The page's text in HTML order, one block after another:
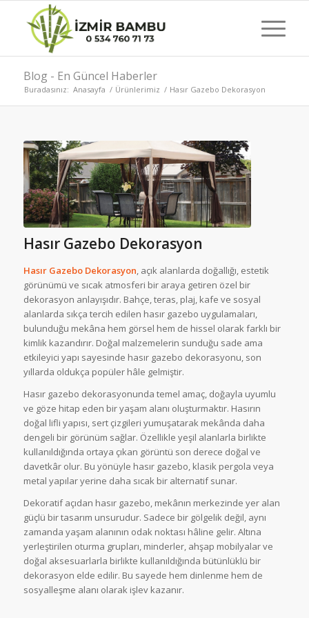
Blog - En Güncel Haberler
Buradasınız: Anasayfa / Ürünlerimiz / Hasır Gazebo Dekorasyon
Hasır Gazebo Dekorasyon
Hasır Gazebo Dekorasyon, açık alanlarda doğallığı, estetik
görünümü ve sıcak atmosferi bir araya getiren özel bir
dekorasyon anlayışıdır. Bahçe, teras, plaj, kafe ve sosyal
alanlarda sıkça tercih edilen hasır gazebo uygulamaları,
bulunduğu mekâna hem görsel hem de hissel olarak farklı bir
kimlik kazandırır. Doğal malzemelerin sunduğu sade ama
etkileyici yapı sayesinde hasır gazebo dekorasyonu, son
yıllarda oldukça popüler hâle gelmiştir.
Hasır gazebo dekorasyonunda temel amaç, doğayla uyumlu
ve göze hitap eden bir yaşam alanı oluşturmaktır. Hasırın
doğal lifli yapısı, sert çizgileri yumuşatarak mekânda daha
dengeli bir görünüm sağlar. Özellikle yeşil alanlarla birlikte
kullanıldığında ortaya çıkan görüntü son derece doğal ve
davetkâr olur. Bu yönüyle hasır gazebo, klasik pergola veya
metal yapılar yerine daha sıcak bir alternatif sunar.
Dekoratif açıdan hasır gazebo, mekânın merkezinde yer alan
güçlü bir tasarım unsurudur. Sadece bir gölgelik değil, aynı
zamanda yaşam alanının odak noktası hâline gelir. Altına
yerleştirilen oturma grupları, minderler, ahşap mobilyalar ve
doğal aksesuarlarla birlikte kullanıldığında bütünlüklü bir
dekorasyon elde edilir. Bu sayede hem dinlenme hem de
sosyalleşme alanı olarak işlev kazanır.